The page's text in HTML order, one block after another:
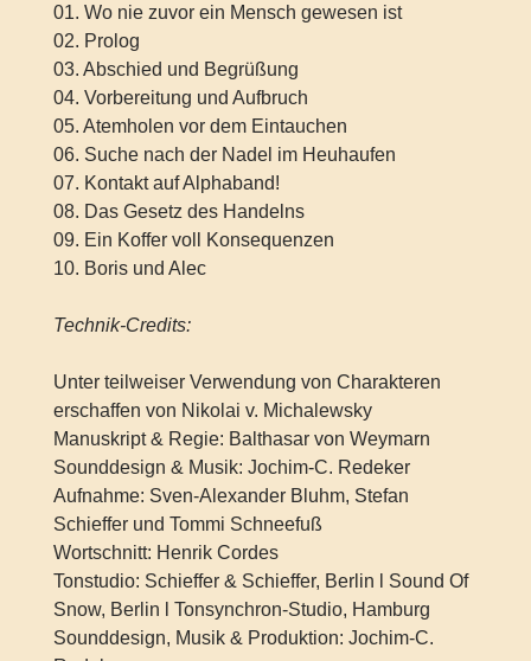
01. Wo nie zuvor ein Mensch gewesen ist
02. Prolog
03. Abschied und Begrüßung
04. Vorbereitung und Aufbruch
05. Atemholen vor dem Eintauchen
06. Suche nach der Nadel im Heuhaufen
07. Kontakt auf Alphaband!
08. Das Gesetz des Handelns
09. Ein Koffer voll Konsequenzen
10. Boris und Alec
Technik-Credits:
Unter teilweiser Verwendung von Charakteren
erschaffen von Nikolai v. Michalewsky
Manuskript & Regie: Balthasar von Weymarn
Sounddesign & Musik: Jochim-C. Redeker
Aufnahme: Sven-Alexander Bluhm, Stefan
Schieffer und Tommi Schneefuß
Wortschnitt: Henrik Cordes
Tonstudio: Schieffer & Schieffer, Berlin l Sound Of
Snow, Berlin l Tonsynchron-Studio, Hamburg
Sounddesign, Musik & Produktion: Jochim-C.